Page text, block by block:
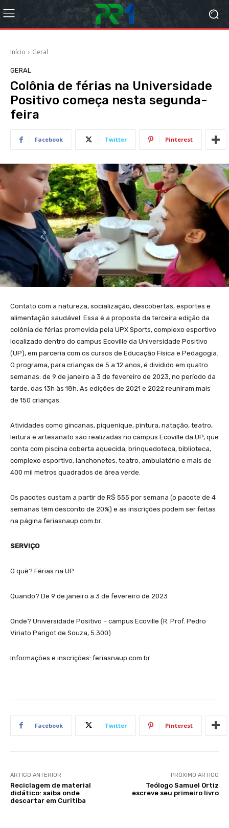
Início Geral
GERAL
Colônia de férias na Universidade
Positivo começa nesta segunda-
feira
Facebook Twitter Pinterest
Contato com a natureza, socialização, descobertas, esportes e
alimentação saudável. Essa é a proposta da terceira edição da
colônia de férias promovida pela UPX Sports, complexo esportivo
localizado dentro do campus Ecoville da Universidade Positivo
(UP), em parceria com os cursos de Educação Física e Pedagogia.
O programa, para crianças de 5 a 12 anos, é dividido em quatro
semanas: de 9 de janeiro a 3 de fevereiro de 2023, no período da
tarde, das 13h às 18h. As edições de 2021 e 2022 reuniram mais
de 150 crianças.
Atividades como gincanas, piquenique, pintura, natação, teatro,
leitura e artesanato são realizadas no campus Ecoville da UP, que
conta com piscina coberta aquecida, brinquedoteca, biblioteca,
complexo esportivo, lanchonetes, teatro, ambulatório e mais de
400 mil metros quadrados de área verde.
Os pacotes custam a partir de R$ 555 por semana (o pacote de 4
semanas têm desconto de 20%) e as inscrições podem ser feitas
na página feriasnaup.com.br.
SERVIÇO
O quê? Férias na UP
Quando? De 9 de janeiro a 3 de fevereiro de 2023
Onde? Universidade Positivo – campus Ecoville (R. Prof. Pedro
Viriato Parigot de Souza, 5.300)
Informações e inscrições: feriasnaup.com.br
Facebook Twitter Pinterest
ARTIGO ANTERIOR
Reciclagem de material
didático: saiba onde
descartar em Curitiba
PRÓXIMO ARTIGO
Teólogo Samuel Ortiz
escreve seu primeiro livro